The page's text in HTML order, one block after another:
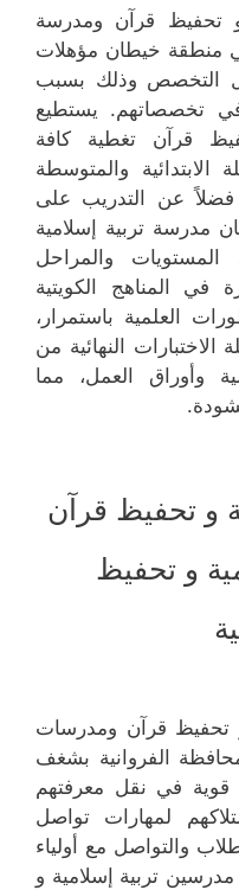
تحفيظ قرآن ومدرسة
منطقة خيطان مؤهلات
التخصص وذلك بسبب
تخصصاتهم. يستطيع
قرآن تغطية كافة
الابتدائية والمتوسطة
فضلاً عن التدريب على
مدرسة تربية إسلامية
والمراحل
في المناهج الكويتية
العلمية باستمرار،
النهائية من
وأوراق العمل، مما
و تحفيظ قرآن
و تحفيظ
تحفيظ قرآن ومدرسات
الفروانية بشغف
قوية في نقل معرفتهم
لمهارات تواصل
والتواصل مع أولياء
مدرسين تربية إسلامية و